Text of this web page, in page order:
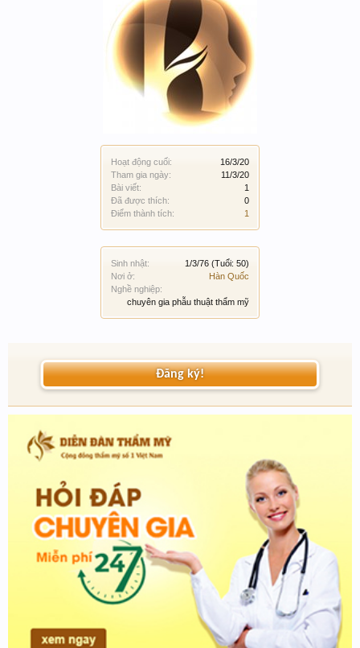
Hoạt động cuối:
16/3/20
Tham gia ngày:
11/3/20
Bài viết:
1
Đã được thích:
0
Điểm thành tích:
1
Sinh nhật: 1/3/76 (Tuổi: 50)
Nơi ở:
Hàn Quốc
Nghề nghiệp:
chuyên gia phẫu thuật thẩm mỹ
Đăng ký!